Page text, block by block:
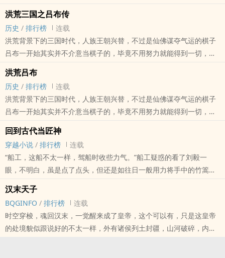
族成为真正的士族，压过主家，让他们成为庶族，只是他从未想过，
自己能走的这么远，有时候他会思考，若是那冥冥之中的‘神明’没有选
中自己，自己是否还会有今日的成就？ 这是一个土著获得系统，一步
步从一介没落庶族在乱世中逐渐成长的故事
本站提示：各位书友要是觉得《庶族无名》还不错的话请不要忘记向
您QQ群和微博里的朋友推荐哦！
洪荒三国之吕布传
历史 / 排行榜
连载
洪荒背景下的三国时代，人族王朝兴替，不过是仙佛谋夺气运的棋子
吕布一开始其实并不介意当棋子的，毕竟不用努力就能得到一切，直
论自己如何努力也没用，他只能去反抗。这个洪荒并不简单
洪荒吕布
历史 / 排行榜
连载
洪荒背景下的三国时代，人族王朝兴替，不过是仙佛谋夺气运的棋子
吕布一开始其实并不介意当棋子的，毕竟不用努力就能得到一切，直
论自己如何努力也没用，他只能去反抗。这个洪荒并不简单
回到古代当匠神
穿越小说 / 排行榜
连载
“船工，这船不太一样，驾船时收些力气。”船工疑惑的看了刘毅一
眼，不明白，虽是点了点头，但还是如往日一般用力将手中的竹篙往
诸葛亮在听到刘毅话的时候，面色已经有些变了，还未来的及准备，
小舟已经如离弦之箭一般窜了出去，盏茶之后停下来时，已经到了江
心之处，诸葛亮面无人色的跪在床板上，扶着船板呕吐，船工也好不
汉末天子
BQGINFO / 排行榜
连载
时空穿梭，魂回汉末，一觉醒来成了皇帝，这个可以有，只是这皇帝
的处境貌似跟说好的不太一样，外有诸侯列土封疆，山河破碎，内有